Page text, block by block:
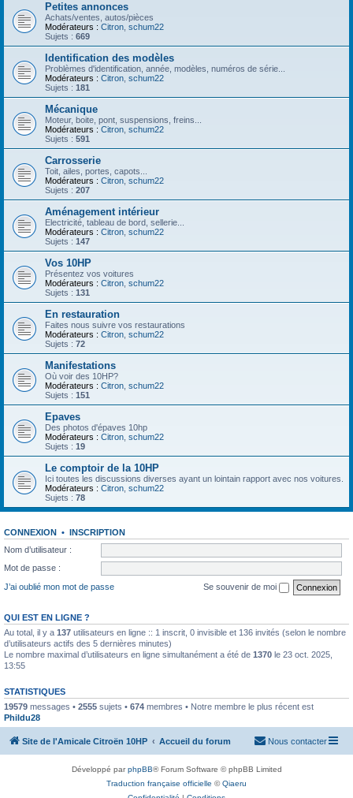
Petites annonces
Achats/ventes, autos/pièces
Modérateurs : Citron schum22
Sujets : 669
Identification des modèles
Problèmes d'identification, année, modèles, numéros de série...
Modérateurs : Citron schum22
Sujets : 181
Mécanique
Moteur, boite, pont, suspensions, freins...
Modérateurs : Citron schum22
Sujets : 591
Carrosserie
Toit, ailes, portes, capots...
Modérateurs : Citron schum22
Sujets : 207
Aménagement intérieur
Electricité, tableau de bord, sellerie...
Modérateurs : Citron schum22
Sujets : 147
Vos 10HP
Présentez vos voitures
Modérateurs : Citron schum22
Sujets : 131
En restauration
Faites nous suivre vos restaurations
Modérateurs : Citron schum22
Sujets : 72
Manifestations
Où voir des 10HP?
Modérateurs : Citron schum22
Sujets : 151
Epaves
Des photos d'épaves 10hp
Modérateurs : Citron schum22
Sujets : 19
Le comptoir de la 10HP
Ici toutes les discussions diverses ayant un lointain rapport avec nos voitures.
Modérateurs : Citron schum22
Sujets : 78
CONNEXION • INSCRIPTION
Nom d’utilisateur :
Mot de passe :
J’ai oublié mon mot de passe
Se souvenir de moi
QUI EST EN LIGNE ?
Au total, il y a 137 utilisateurs en ligne :: 1 inscrit, 0 invisible et 136 invités (selon le nombre
d’utilisateurs actifs des 5 dernières minutes)
Le nombre maximal d’utilisateurs en ligne simultanément a été de 1370 le 23 oct. 2025,
13:55
STATISTIQUES
19579 messages • 2555 sujets • 674 membres • Notre membre le plus récent est
Phildu28
Site de l'Amicale Citroën 10HP Accueil du forum Nous contacter
Développé parphpBB® Forum Software © phpBB Limited
Traduction française officielle ©Qiaeru